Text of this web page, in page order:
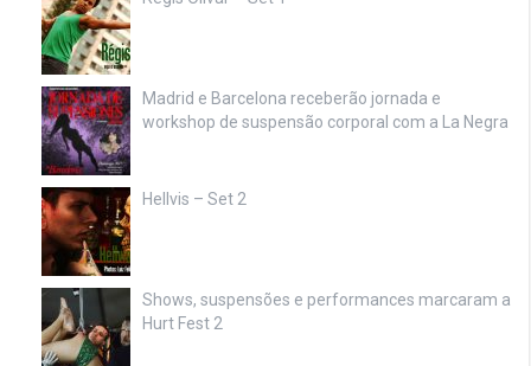
Madrid e Barcelona receberão jornada e
workshop de suspensão corporal com a La Negra
Hellvis – Set 2
Shows, suspensões e performances marcaram a
Hurt Fest 2